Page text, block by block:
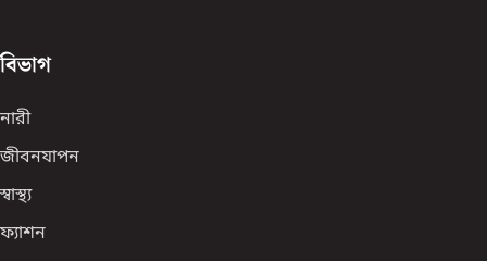
বিভাগ
নারী
জীবনযাপন
স্বাস্থ্য
ফ্যাশন